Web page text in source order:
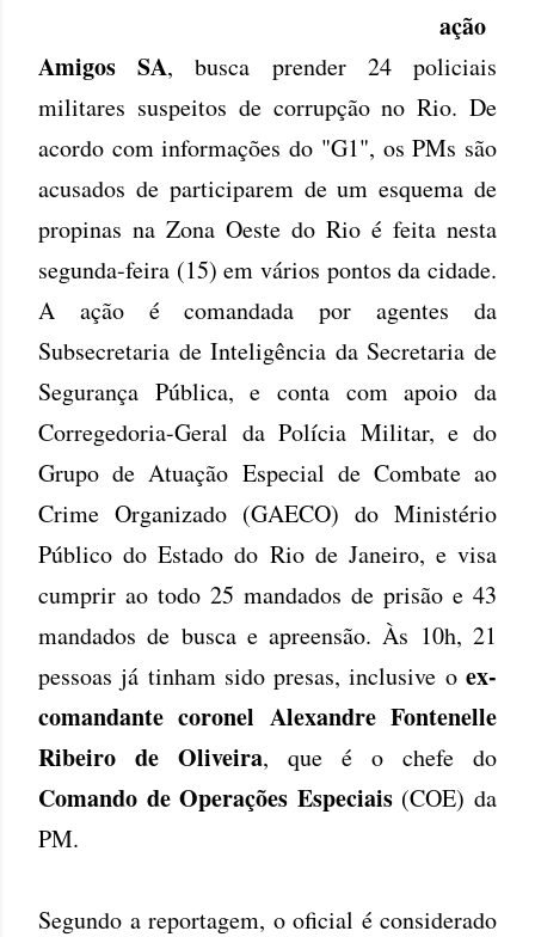
ação
Amigos SA, busca prender 24 policiais
militares suspeitos de corrupção no Rio. De
acordo com informações do "G1", os PMs são
acusados de participarem de um esquema de
propinas na Zona Oeste do Rio é feita nesta
segunda-feira (15) em vários pontos da cidade.
A ação é comandada por agentes da
Subsecretaria de Inteligência da Secretaria de
Segurança Pública, e conta com apoio da
Corregedoria-Geral da Polícia Militar, e do
Grupo de Atuação Especial de Combate ao
Crime Organizado (GAECO) do Ministério
Público do Estado do Rio de Janeiro, e visa
cumprir ao todo 25 mandados de prisão e 43
mandados de busca e apreensão. Às 10h, 21
pessoas já tinham sido presas, inclusive o ex-
comandante coronel Alexandre Fontenelle
Ribeiro de Oliveira, que é o chefe do
Comando de Operações Especiais(COE) da
PM.
Segundo a reportagem, o oficial é considerado